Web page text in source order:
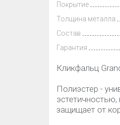
Покрытие
Толщина металла
Состав
Гарантия
Кликфальц
Полиэстер -
защищает от